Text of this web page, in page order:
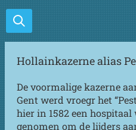
Ga
direct
naar
hoofdinhoud
Hollainkazerne alias
De voormalige kazerne
Gent werd vroegr het
hier in 1582 een
genomen om de lijders